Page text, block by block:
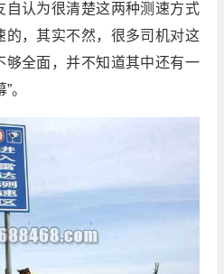
自认为很清楚这两种测速方式
的，其实不然，很多司机对这
够全面，并不知道其中还有一
。